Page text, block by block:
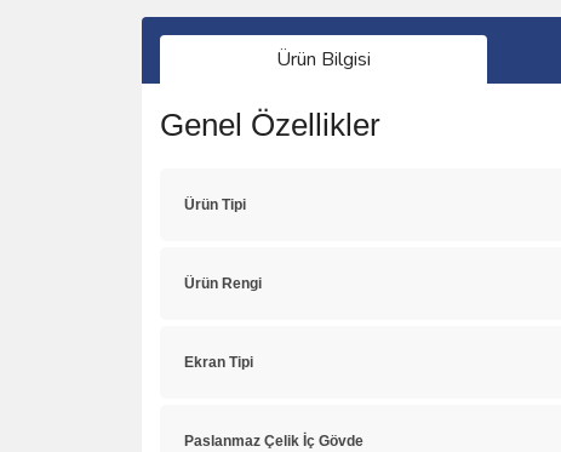
Ürün Bilgisi
Genel Özellikler
Ürün Tipi
Ürün Rengi
Ekran Tipi
Paslanmaz Çelik İç Gövde